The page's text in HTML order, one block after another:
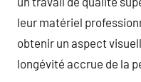
leur matériel
obtenir un aspect
longévité accrue de la